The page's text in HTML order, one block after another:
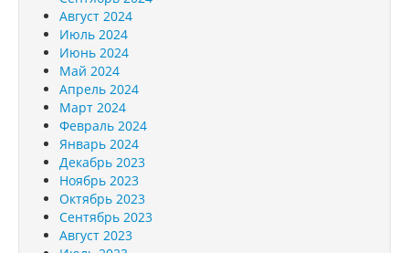
Август 2024
Июль 2024
Июнь 2024
Май 2024
Апрель 2024
Март 2024
Февраль 2024
Январь 2024
Декабрь 2023
Ноябрь 2023
Октябрь 2023
Сентябрь 2023
Август 2023